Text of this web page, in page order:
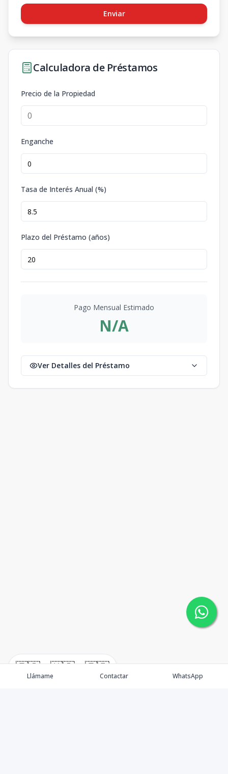
🇪🇸 🇺🇸 🇫🇷
Enviar
Calculadora de Préstamos
Precio de la Propiedad
Enganche
Tasa de Interés Anual (%)
Plazo del Préstamo (años)
Pago Mensual Estimado
N/A
Ver Detalles del Préstamo
Llámame Contactar WhatsApp